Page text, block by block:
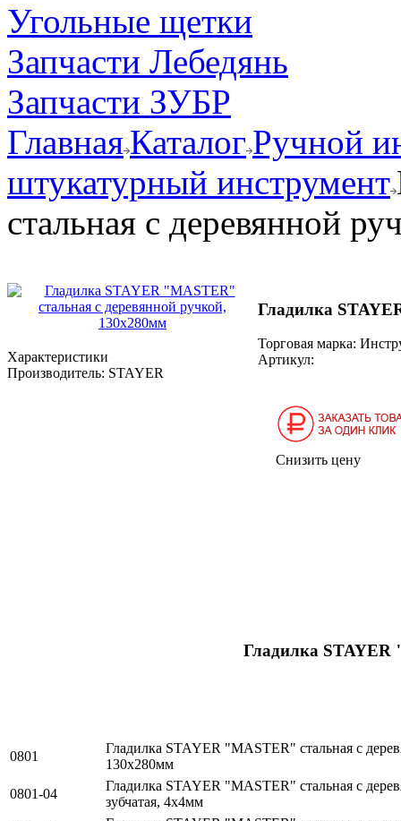
Угольные щетки
Запчасти Лебедянь
Запчасти ЗУБР
ГлавнаяКаталог Ручной
штукатурный инструмент
стальная с деревянной
Характеристики
Производитель: STAYER
Гладилка
Торговая марка:
Артикул:
Снизить цену
Гладилка
0801
Гладилка STAYER "MASTER" стальная с
130х280мм
0801-04
Гладилка STAYER "MASTER" стальная с
зубчатая, 4х4мм